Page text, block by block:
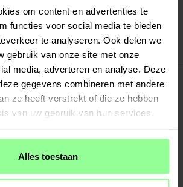
om content en advertenties te
functies voor social media te bieden
te analyseren. Ook delen we
gebruik van onze site met onze
media, adverteren en analyse. Deze
gegevens combineren met andere
ze heeft verstrekt of die ze hebben
van uw gebruik van hun services.
Alles toestaan
met Klarna of Paypal
Copter
-
glas voor Apple iPhone 12, iPhone 12 Pro van
is bestand tegen vrijwel alles! Houd het scherm
en barsten.
van hoogwaardig glas, dat extra bescherming
schermhelderheid en gevoeligheid behoudt.
van touchscreens, is er niets dat het gevoel en